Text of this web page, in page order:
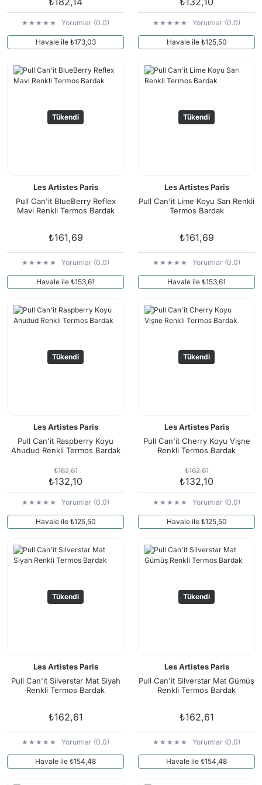
Yorumlar (0.0)
Havale ile ₺173,03
Yorumlar (0.0)
Havale ile ₺125,50
Tükendi
Les Artistes Paris
Pull Can'it BlueBerry Reflex
Mavi Renkli Termos Bardak
₺161,69
Yorumlar (0.0)
Havale ile ₺153,61
Tükendi
Les Artistes Paris
Pull Can'it Lime Koyu Sarı Renkli
Termos Bardak
₺161,69
Yorumlar (0.0)
Havale ile ₺153,61
Tükendi
Les Artistes Paris
Pull Can'it Raspberry Koyu
Ahudud Renkli Termos Bardak
₺162,61
₺132,10
Yorumlar (0.0)
Havale ile ₺125,50
Tükendi
Les Artistes Paris
Pull Can'it Cherry Koyu Vişne
Renkli Termos Bardak
₺162,61
₺132,10
Yorumlar (0.0)
Havale ile ₺125,50
Tükendi
Les Artistes Paris
Pull Can'it Silverstar Mat Siyah
Renkli Termos Bardak
₺162,61
Yorumlar (0.0)
Havale ile ₺154,48
Tükendi
Les Artistes Paris
Pull Can'it Silverstar Mat Gümüş
Renkli Termos Bardak
₺162,61
Yorumlar (0.0)
Havale ile ₺154,48